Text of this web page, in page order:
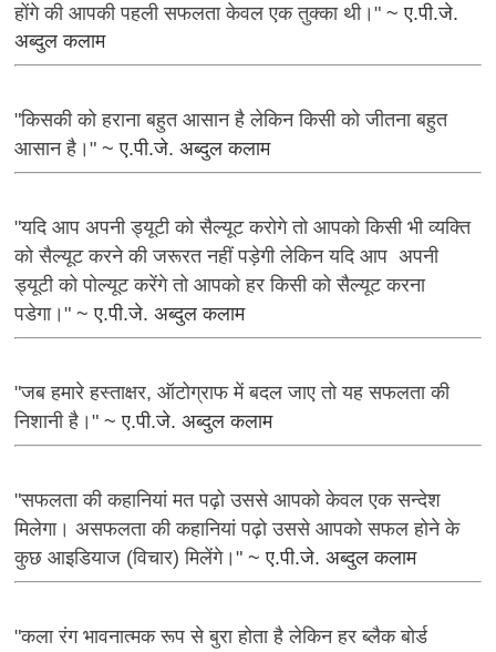
होंगे की आपकी पहली सफलता केवल एक तुक्का थी।"~ ए.पी.जे.
अब्दुल कलाम
"किसकी को हराना बहुत आसान है लेकिन किसी को जीतना बहुत
आसान है।"~ ए.पी.जे. अब्दुल कलाम
"यदि आप अपनी ड्यूटी को सैल्यूट करोगे तो आपको किसी भी व्यक्ति
को सैल्यूट करने की जरूरत नहीं पड़ेगी लेकिन यदि आप अपनी
ड्यूटी को पोल्यूट करेंगे तो आपको हर किसी को सैल्यूट करना
पडेगा।"~ ए.पी.जे. अब्दुल कलाम
"जब हमारे हस्ताक्षर, ऑटोग्राफ में बदल जाए तो यह सफलता की
निशानी है।"~ ए.पी.जे. अब्दुल कलाम
"सफलता की कहानियां मत पढ़ो उससे आपको केवल एक सन्देश
मिलेगा। असफलता की कहानियां पढ़ो उससे आपको सफल होने के
कुछ आइडियाज (विचार) मिलेंगे।"~ ए.पी.जे. अब्दुल कलाम
"कला रंग भावनात्मक रूप से बुरा होता है लेकिन हर ब्लैक बोर्ड